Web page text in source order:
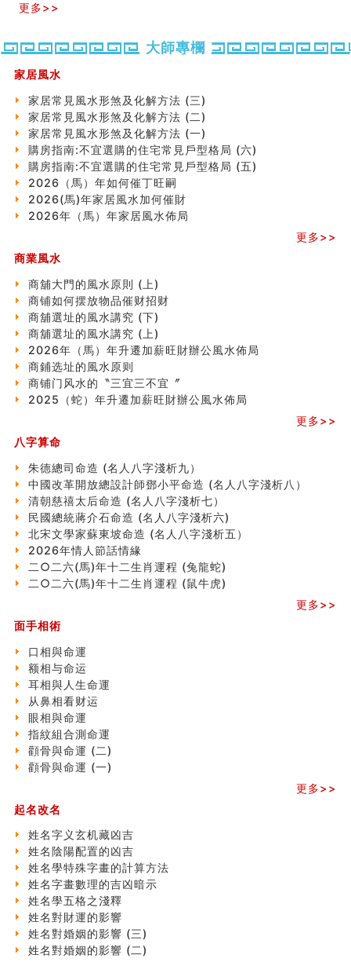
玄空本义(九)
精选1000个五行属土的字
玄空本义(八)
六爻算卦：测腹中胎儿是男是女
中國改革開放總設計師鄧小平命造 (名人八字淺析八）
测字（实例解释）
精选1000个五行属火的字
玄空本义(七)
刘燮鈞讲人相 手纹与命运(二)
商铺如何摆放物品催财招财
极其旺夫的女人面相
家居常見風水形煞及化解方法 (二)
居家風水懶人包！房子煞氣怎麼看？風水禁忌有哪些？有
這樣風水的房子別�
玄空本义(六)
额相与命运
风水先生林琅仙的传说
从痣看相
姓名陰陽配置的凶吉
六爻測住宅風水 (四)
玄空本义 (五)
财务办公室风水布局
玄空本义 (四)
六爻算卦：我俩之间是否还命中有未尽的缘分？
订婚就是定结婚日子吗
清朝慈禧太后命造 (名人八字淺析七）
玄空本义 (三)
飞灵山传说故事
命理解说：想请问什么时候能够遇到姻缘结婚？
商舖選址的風水講究 (下)
吉凶神跳上大运时的断法【四柱技巧】
刘燮鈞讲人相 手纹与命运(一)
大門風水五大禁忌！大門風水擺設？門中門風水解方？
出现这几种面相桃花泛
寓意好的五行属水的汉字有哪些？五行属水的汉字大全
玄空本义 (一)
＂天下第一关＂的由来
无名指长的人有艺术天赋？手指长短能看出什么？
六爻測住宅風水 (三)
別再一知半解！正解住宅風水十大禁忌
姓名學特殊字畫的計算方法
風水辟邪大全
七夕节 我国唯一一个以女性为主角传统节日
手指饱满福运加身，这种手相福运在何处？
八字铁口直断经验总结五十条
《高岛易断》(四)
民間風水知識九十四條
马斯克八字分析
饭店餐馆风水布局知识
六爻占卜中如何预测官运、事业运？
更多>>
大師專欄
家居風水
家居常見風水形煞及化解方法 (三)
家居常見風水形煞及化解方法 (二)
家居常見風水形煞及化解方法 (一)
購房指南:不宜選購的住宅常見戶型格局 (六)
購房指南:不宜選購的住宅常見戶型格局 (五)
2026（馬）年如何催丁旺嗣
2026(馬)年家居風水加何催財
2026年（馬）年家居風水佈局
更多>>
商業風水
商舖大門的風水原則 (上)
商铺如何摆放物品催财招财
商舖選址的風水講究 (下)
商舖選址的風水講究 (上)
2026年（馬）年升遷加薪旺財辦公風水佈局
商鋪选址的風水原则
商铺门风水的〝三宜三不宜〞
2025（蛇）年升遷加薪旺財辦公風水佈局
更多>>
八字算命
朱德總司命造 (名⼈⼋字淺析九）
中國改革開放總設計師鄧小平命造 (名人八字淺析八）
清朝慈禧太后命造 (名人八字淺析七）
民國總統蔣介石命造 (名人八字淺析六)
北宋文學家蘇東坡命造 (名人八字淺析五）
2026年情人節話情緣
二○二六(馬)年十二生肖運程 (兔龍蛇)
二○二六(馬)年十二生肖運程 (鼠牛虎)
更多>>
面手相術
口相與命運
额相与命运
耳相與人生命運
从鼻相看财运
眼相與命運
指紋組合測命運
顴骨與命運 (二)
顴骨與命運 (一)
更多>>
起名改名
姓名字义玄机藏凶吉
姓名陰陽配置的凶吉
姓名學特殊字畫的計算方法
姓名字畫數理的吉凶暗示
姓名學五格之淺釋
姓名對財運的影響
姓名對婚姻的影響 (三)
姓名對婚姻的影響 (二)